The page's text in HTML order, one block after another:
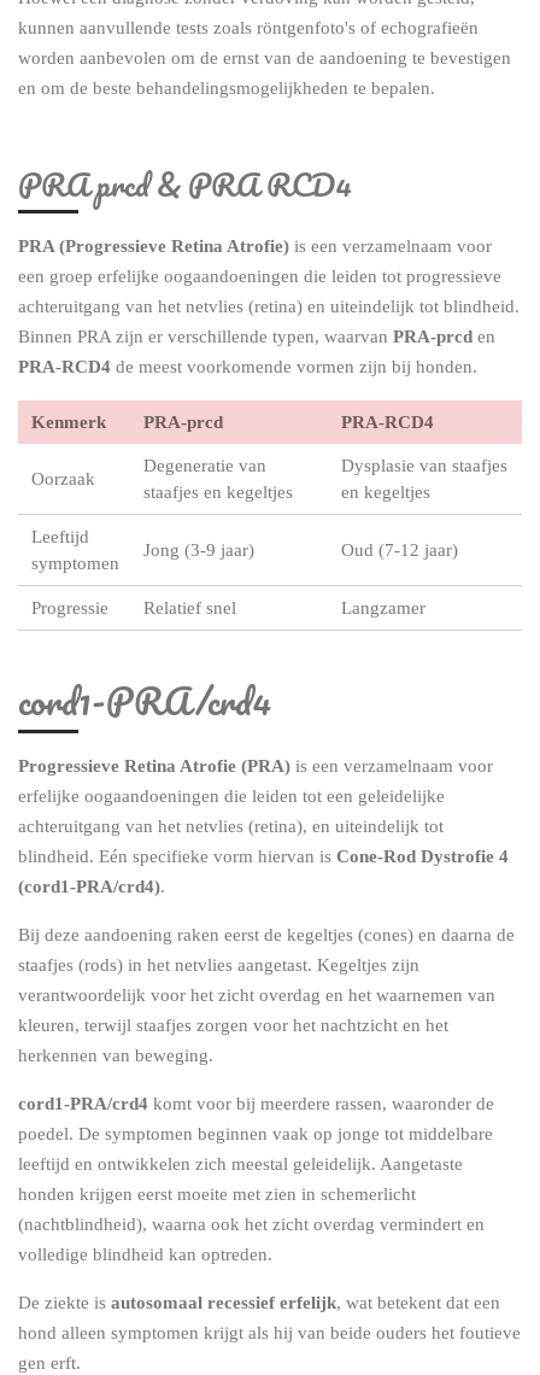
kunnen aanvullende tests zoals röntgenfoto's of echografieën
worden aanbevolen om de ernst van de aandoening te bevestigen
en om de beste behandelingsmogelijkheden te bepalen.
PRA prcd & PRA RCD4
PRA (Progressieve Retina Atrofie) is een verzamelnaam voor
een groep erfelijke oogaandoeningen die leiden tot progressieve
achteruitgang van het netvlies (retina) en uiteindelijk tot blindheid.
Binnen PRA zijn er verschillende typen, waarvan PRA-prcd en
PRA-RCD4 de meest voorkomende vormen zijn bij honden.
Kenmerk PRA-prcd PRA-RCD4
Oorzaak
Degeneratie van
staafjes en kegeltjes
Dysplasie van staafjes
en kegeltjes
Leeftijd
symptomen
Jong (3-9 jaar) Oud (7-12 jaar)
Progressie Relatief snel Langzamer
cord1-PRA/crd4
Progressieve Retina Atrofie (PRA) is een verzamelnaam voor
erfelijke oogaandoeningen die leiden tot een geleidelijke
achteruitgang van het netvlies (retina), en uiteindelijk tot
blindheid. Eén specifieke vorm hiervan is Cone-Rod Dystrofie 4
(cord1-PRA/crd4).
Bij deze aandoening raken eerst de kegeltjes (cones) en daarna de
staafjes (rods) in het netvlies aangetast. Kegeltjes zijn
verantwoordelijk voor het zicht overdag en het waarnemen van
kleuren, terwijl staafjes zorgen voor het nachtzicht en het
herkennen van beweging.
cord1-PRA/crd4 komt voor bij meerdere rassen, waaronder de
poedel. De symptomen beginnen vaak op jonge tot middelbare
leeftijd en ontwikkelen zich meestal geleidelijk. Aangetaste
honden krijgen eerst moeite met zien in schemerlicht
(nachtblindheid), waarna ook het zicht overdag vermindert en
volledige blindheid kan optreden.
De ziekte is autosomaal recessief erfelijk, wat betekent dat een
hond alleen symptomen krijgt als hij van beide ouders het foutieve
gen erft.